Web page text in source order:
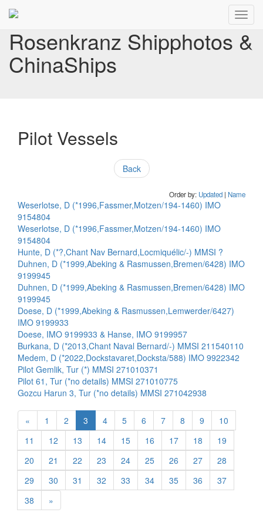
Rosenkranz Shipphotos &
ChinaShips
Pilot Vessels
Back
Order by: Updated | Name
Weserlotse, D (*1996,Fassmer,Motzen/194-1460) IMO
9154804
Weserlotse, D (*1996,Fassmer,Motzen/194-1460) IMO
9154804
Hunte, D (*?,Chant Nav Bernard,Locmiquélic/-) MMSI ?
Duhnen, D (*1999,Abeking & Rasmussen,Bremen/6428) IMO
9199945
Duhnen, D (*1999,Abeking & Rasmussen,Bremen/6428) IMO
9199945
Doese, D (*1999,Abeking & Rasmussen,Lemwerder/6427)
IMO 9199933
Doese, IMO 9199933 & Hanse, IMO 9199957
Burkana, D (*2013,Chant Naval Bernard/-) MMSI 211540110
Medem, D (*2022,Dockstavaret,Docksta/588) IMO 9922342
Pilot Gemlik, Tur (*) MMSI 271010371
Pilot 61, Tur (*no details) MMSI 271010775
Gozcu Harun 3, Tur (*no details) MMSI 271042938
« 1 2 3 4 5 6 7 8 9
10
11
12 13 14 15 16 17 18
19
20
21 22 23 24 25 26 27
28
29
30 31 32 33 34 35 36
37
38
»